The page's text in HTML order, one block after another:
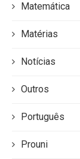
Matemática
Matérias
Notícias
Outros
Português
Prouni